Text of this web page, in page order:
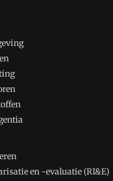
en -evaluatie (RI&E)